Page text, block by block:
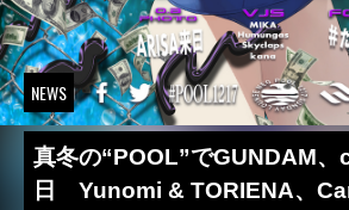
NEWS
真冬の“POOL”でGUNDAM、
日 Yunomi & TORIENA、